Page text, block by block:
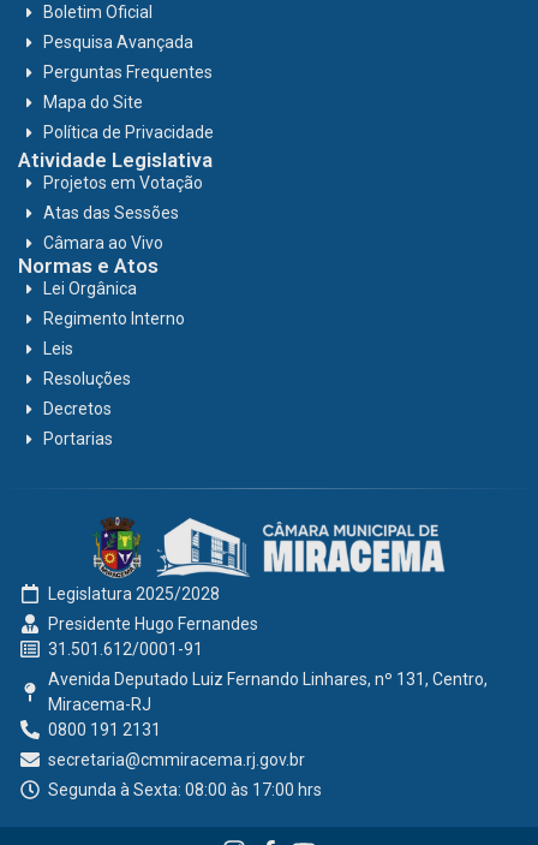
Boletim Oficial
Pesquisa Avançada
Perguntas Frequentes
Mapa do Site
Política de Privacidade
Atividade Legislativa
Projetos em Votação
Atas das Sessões
Câmara ao Vivo
Normas e Atos
Lei Orgânica
Regimento Interno
Leis
Resoluções
Decretos
Portarias
Legislatura 2025/2028
Presidente Hugo Fernandes
31.501.612/0001-91
Avenida Deputado Luiz Fernando Linhares, nº 131, Centro,
Miracema-RJ
0800 191 2131
secretaria@cmmiracema.rj.gov.br
Segunda à Sexta: 08:00 às 17:00 hrs